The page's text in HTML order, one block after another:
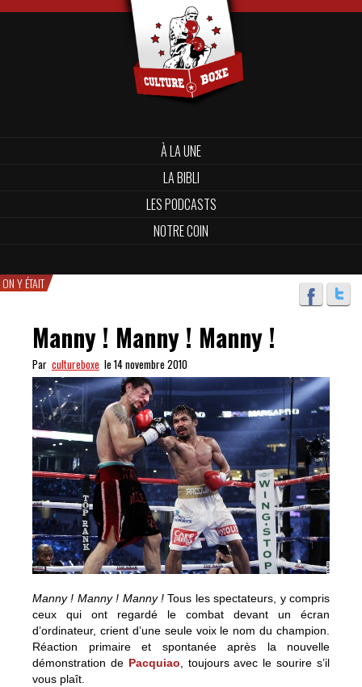
À LA UNE
LA BIBLI
LES PODCASTS
NOTRE COIN
ON Y ÉTAIT
Manny ! Manny ! Manny !
Par cultureboxe le 14 novembre 2010
Manny ! Manny ! Manny ! Tous les spectateurs, y compris
ceux qui ont regardé le combat devant un écran
d’ordinateur, crient d’une seule voix le nom du champion.
Réaction primaire et spontanée après la nouvelle
démonstration de Pacquiao, toujours avec le sourire s’il
vous plaît.